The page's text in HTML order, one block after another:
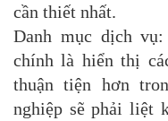
cần thiết nhất.
Danh mục dịch
chính là hiển thị
thuận tiện hơn
nghiệp sẽ phải liệt